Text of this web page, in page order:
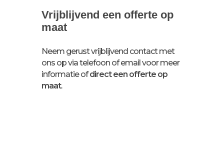
Vrijblijvend een offerte op
maat
Neem gerust vrijblijvend contact met
ons op via telefoon of email voor meer
informatie ofdirect een offerte op
maat.